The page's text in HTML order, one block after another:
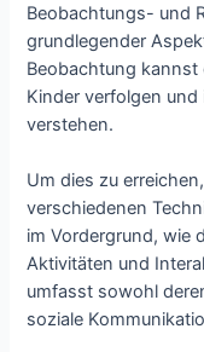
Beobachtungs- und
grundlegender
Beobachtung kannst
Kinder verfolgen
verstehen.
Um dies zu
verschiedenen
im Vordergrund, wie
Aktivitäten und
umfasst sowohl
soziale